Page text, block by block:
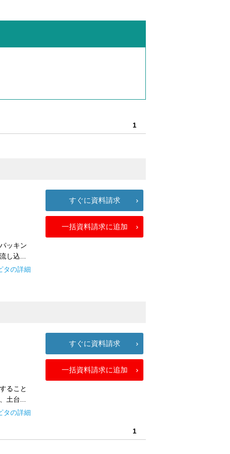
1
ッキン
し込...
タの詳細
すぐに資料請求
一括資料請求に追加
ること
土台...
タの詳細
すぐに資料請求
一括資料請求に追加
1